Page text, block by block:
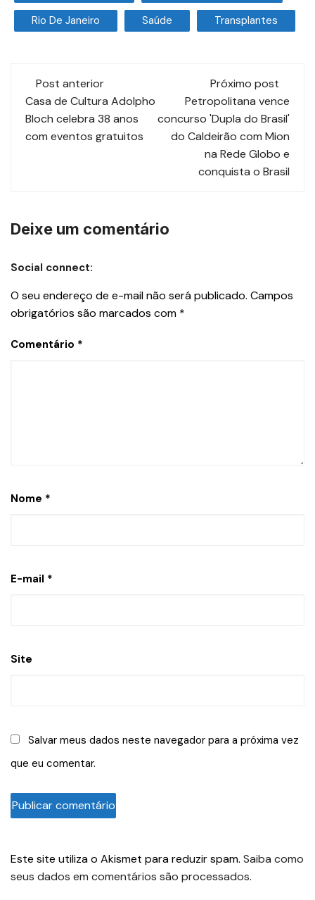
Rio De Janeiro Saúde Transplantes
Post anterior
Casa de Cultura Adolpho
Bloch celebra 38 anos
com eventos gratuitos
Próximo post
Petropolitana vence
concurso 'Dupla do Brasil'
do Caldeirão com Mion
na Rede Globo e
conquista o Brasil
Deixe um comentário
Social connect:
O seu endereço de e-mail não será publicado. Campos
obrigatórios são marcados com *
Comentário *
Nome *
E-mail *
Site
Salvar meus dados neste navegador para a próxima vez
que eu comentar.
Este site utiliza o Akismet para reduzir spam. Saiba como
seus dados em comentários são processados.